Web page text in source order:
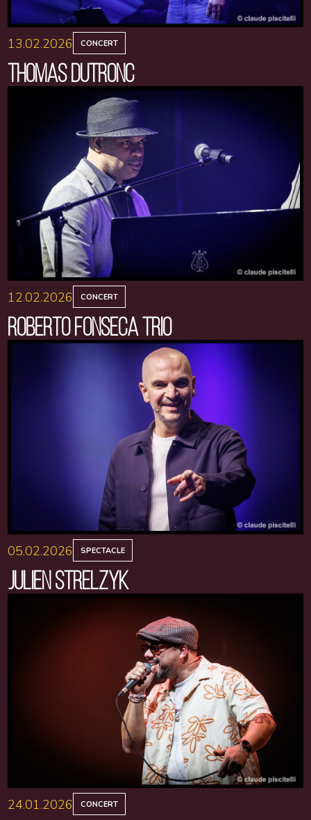
13.02.2026 CONCERT
THOMAS DUTRONC
12.02.2026 CONCERT
ROBERTO FONSECA TRIO
05.02.2026 SPECTACLE
JULIEN STRELZYK
24.01.2026 CONCERT